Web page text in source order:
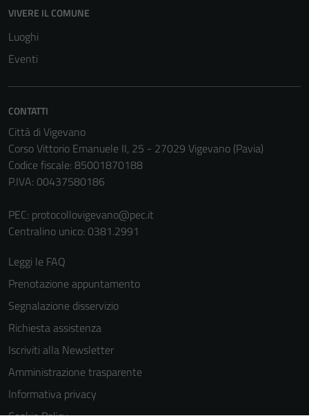
VIVERE IL COMUNE
Luoghi
Eventi
CONTATTI
Città di Vigevano
Corso Vittorio Emanuele II, 25 - 27029 Vigevano (Pavia)
Codice fiscale: 85001870188
P.IVA: 00437580186
PEC: protocollovigevano@pec.it
Centralino unico: 0381.2991
Leggi le FAQ
Prenotazione appuntamento
Segnalazione disservizio
Richiesta assistenza
Iscriviti alla Newsletter
Amministrazione trasparente
Informativa privacy